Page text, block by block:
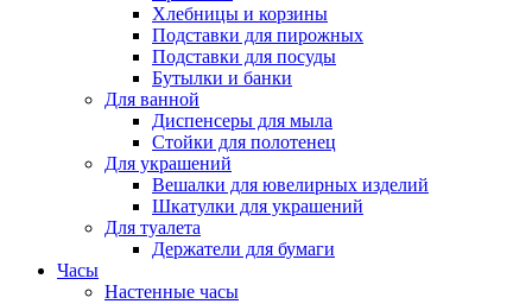
Хлебницы и корзины
Подставки для пирожных
Подставки для посуды
Бутылки и банки
Для ванной
Диспенсеры для мыла
Стойки для полотенец
Для украшений
Вешалки для ювелирных изделий
Шкатулки для украшений
Для туалета
Держатели для бумаги
Часы
Настенные часы